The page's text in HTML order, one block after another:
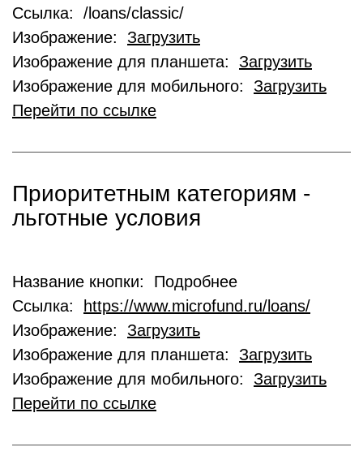
Ссылка: /loans/classic/
Изображение: Загрузить
Изображение для планшета: Загрузить
Изображение для мобильного: Загрузить
Перейти по ссылке
Приоритетным категориям -
льготные условия
Название кнопки: Подробнее
Ссылка:
https://www.microfund.ru/loans/
Изображение: Загрузить
Изображение для планшета: Загрузить
Изображение для мобильного: Загрузить
Перейти по ссылке